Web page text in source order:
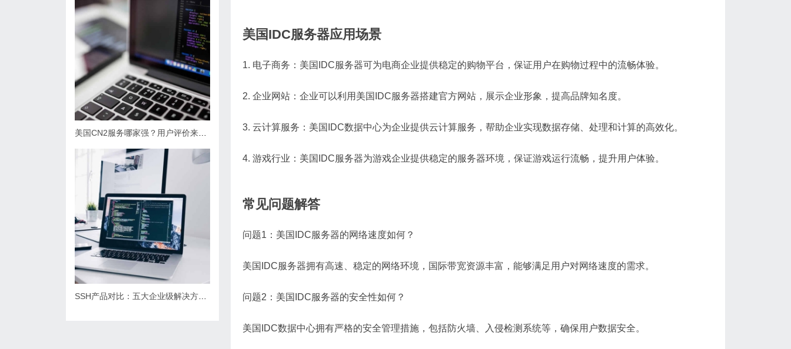
美国IDC服务器应用场景
1. 电子商务：美国IDC服务器可为电商企业提供稳定的购物平台，保证用户在购物过程中的流畅体验。
2. 企业网站：企业可以利用美国IDC服务器搭建官方网站，展示企业形象，提高品牌知名度。
3. 云计算服务：美国IDC数据中心为企业提供云计算服务，帮助企业实现数据存储、处理和计算的高效化。
4. 游戏行业：美国IDC服务器为游戏企业提供稳定的服务器环境，保证游戏运行流畅，提升用户体验。
常见问题解答
问题1： 美国IDC服务器的网络速度如何？
美国IDC服务器拥有高速、稳定的网络环境，国际带宽资源丰富，能够满足用户对网络速度的需求。
问题2： 美国IDC服务器的安全性如何？
美国IDC数据中心拥有严格的安全管理措施，包括防火墙、入侵检测系统等，确保用户数据安全。